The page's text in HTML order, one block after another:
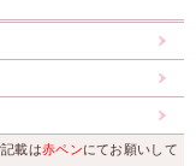
載は赤ペンにてお願いして